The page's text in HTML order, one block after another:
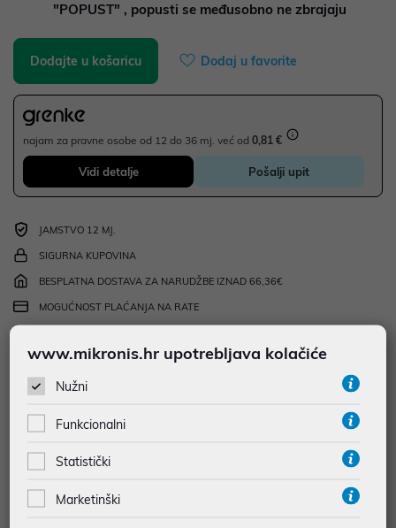
"POPUST" , popusti se međusobno ne zbrajaju
Dodajte u košaricu Dodaj u favorite
najam za pravne osobe od 12 do 36 mj. već od 0,81 €
Vidi detalje Pošalji upit
JAMSTVO 12 MJ.
SIGURNA KUPOVINA
BESPLATNA DOSTAVA ZA NARUDŽBE IZNAD 66,36€
MOGUĆNOST PLAĆANJA NA RATE
Podaci uz artikle su prezentirani u dobroj namjeri. Mikronis d.o.o. ne
odgovara za eventualne pogreške nastale u opisu proizvoda, greške
prilikom štampanja te promjene u dostupnosti i cijene. Slike artikala su
eventualne nejasnoće možete nas kontaktirati na
www.mikronis.hr upotrebljava kolačiće
Nužni
Funkcionalni
Statistički
Marketinški